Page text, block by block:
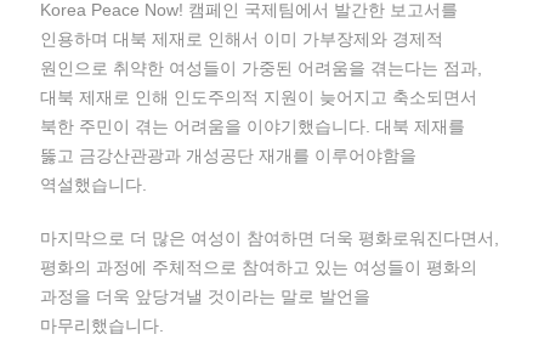
Korea Peace Now! 캠페인 국제팀에서 발간한 보고서를
인용하며 대북 제재로 인해서 이미 가부장제와 경제적
원인으로 취약한 여성들이 가중된 어려움을 겪는다는 점과,
대북 제재로 인해 인도주의적 지원이 늦어지고 축소되면서
북한 주민이 겪는 어려움을 이야기했습니다. 대북 제재를
뚫고 금강산관광과 개성공단 재개를 이루어야함을
역설했습니다.
마지막으로 더 많은 여성이 참여하면 더욱 평화로워진다면서,
평화의 과정에 주체적으로 참여하고 있는 여성들이 평화의
과정을 더욱 앞당겨낼 것이라는 말로 발언을
마무리했습니다.